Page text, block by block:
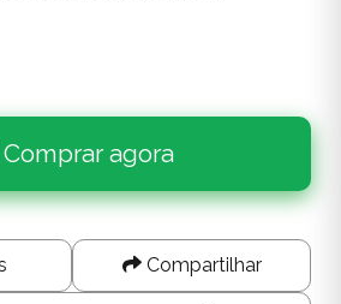
agora
Compartilhar